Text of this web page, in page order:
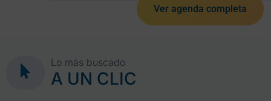
Ver agenda completa
Lo más buscado
A UN CLIC